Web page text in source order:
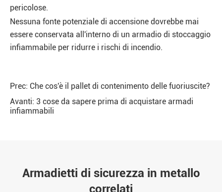
pericolose.
Nessuna fonte potenziale di accensione dovrebbe mai
essere conservata all'interno di un armadio di stoccaggio
infiammabile per ridurre i rischi di incendio.
Prec: Che cos'è il pallet di contenimento delle fuoriuscite?
Avanti: 3 cose da sapere prima di acquistare armadi
infiammabili
Armadietti di sicurezza in metallo
correlati